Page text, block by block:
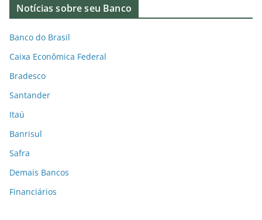
Notícias sobre seu Banco
Banco do Brasil
Caixa Econômica Federal
Bradesco
Santander
Itaú
Banrisul
Safra
Demais Bancos
Financiários